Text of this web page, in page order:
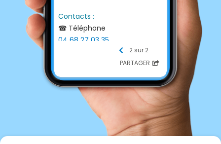
Contacts :
☎ Téléphone
04 68 27 03 35
contact@ccrlcm.fr
💻 Site internet
https://www.ccrlcm.fr/
2 sur 2
PARTAGER